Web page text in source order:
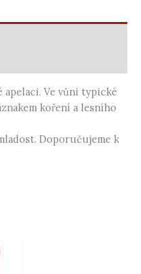
apelaci. Ve vůni typické
koření a lesního
Doporučujeme k